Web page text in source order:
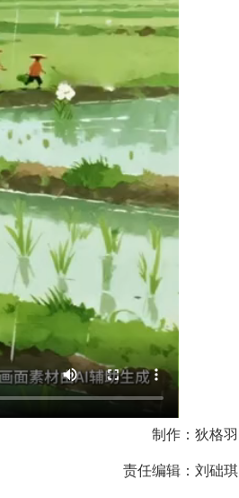
制作：狄格羽
责任编辑：刘础琪